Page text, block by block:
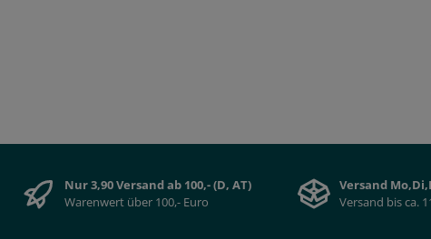
Nur 3,90 Versand ab 100,- (D, AT)
Warenwert über 100,- Euro
Versand
Versand bis ca.